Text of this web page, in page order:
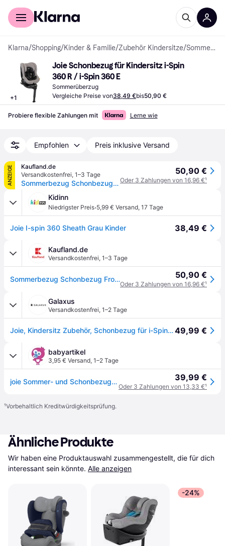
Für Shopper
Klarna/Shopping/Kinder & Familie/Zubehör Kindersitze/ Sommerüberzug
+1
Joie Schonbezug für Kindersitz i-Spin
360 R / i-Spin 360 E
Sommerüberzug
Vergleiche Preise von38,49 €bis50,90 €
Probiere flexible Zahlungen mit Lerne wie
Empfohlen Preis inklusive Versand
ANZEIGE
Kaufland.de
Versandkostenfrei, 1–3 Tage
Sommerbezug Schonbezug Frottee für Joie Spin 360 GT und I-Spin 360 GRAU NEU
50,90 €
Oder 3 Zahlungen von 16,96 €¹
Kidinn
Niedrigster Preis·5,99 € Versand, 17 Tage
Joie I-spin 360 Sheath Grau Kinder 38,49 €
Kaufland.de
Versandkostenfrei, 1–3 Tage
Sommerbezug Schonbezug Frottee für Joie Spin 360 GT und I-Spin 360 GRAU NEU 50,90 €
Oder 3 Zahlungen von 16,96 €¹
Galaxus
Versandkostenfrei, 1–2 Tage
Joie, Kindersitz Zubehör, Schonbezug für i-Spin 36049,99 €
babyartikel
3,95 € Versand, 1–2 Tage
joie Sommer- und Schonbezug 2-tlg. für i-Spin 360, i-Spin 360 E, i-Spin Safe - Gray Flannel 39,99 €
Oder 3 Zahlungen von 13,33 €¹
¹Vorbehaltlich Kreditwürdigkeitsprüfung.
Ähnliche Produkte
Wir haben eine Produktauswahl zusammengestellt, die für dich
interessant sein könnte. Alle anzeigen
-24%